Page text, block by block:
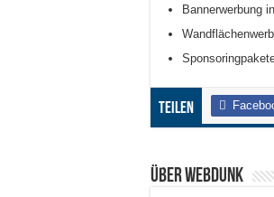
Bannerwerbung
Teilen
Über WEBDUNK